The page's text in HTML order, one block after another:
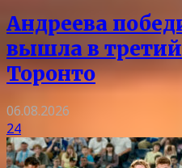
Андреева
вышла в третий
Торонто
06.08.2026
24